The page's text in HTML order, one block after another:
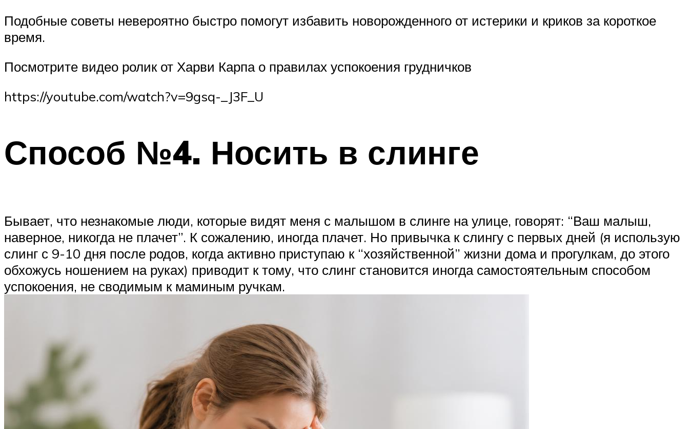
Подобные советы невероятно быстро помогут избавить новорожденного от истерики и криков за короткое
время.
Посмотрите видео ролик от Харви Карпа о правилах успокоения грудничков
https://youtube.com/watch?v=9gsq-_J3F_U
Способ №4. Носить в слинге
Бывает, что незнакомые люди, которые видят меня с малышом в слинге на улице, говорят: “Ваш малыш,
наверное, никогда не плачет”. К сожалению, иногда плачет. Но привычка к слингу с первых дней (я использую
слинг с 9-10 дня после родов, когда активно приступаю к “хозяйственной” жизни дома и прогулкам, до этого
обхожусь ношением на руках) приводит к тому, что слинг становится иногда самостоятельным способом
успокоения, не сводимым к маминым ручкам.